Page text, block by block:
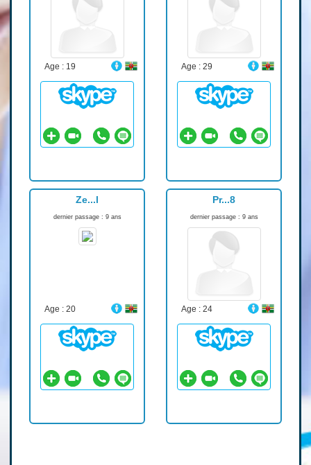
Age : 19 Age : 29
Ze...l
dernier passage : 9 ans
Age : 20
Pr...8
dernier passage : 9 ans
Age : 24